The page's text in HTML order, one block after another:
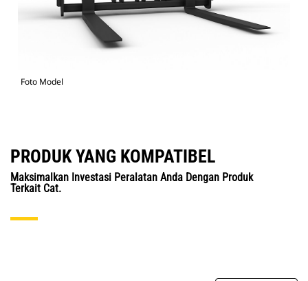
Foto Model
PRODUK YANG KOMPATIBEL
Maksimalkan Investasi Peralatan Anda Dengan Produk
Terkait Cat.